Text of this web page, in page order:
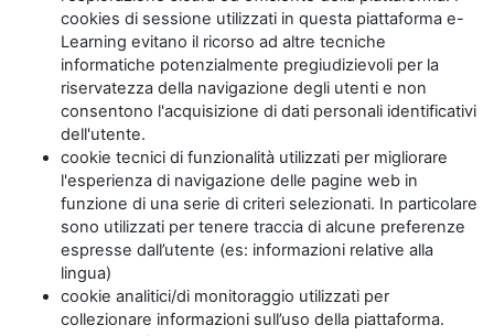
cookies di sessione utilizzati in questa piattaforma e-
Learning evitano il ricorso ad altre tecniche
informatiche potenzialmente pregiudizievoli per la
riservatezza della navigazione degli utenti e non
consentono l'acquisizione di dati personali identificativi
dell'utente.
cookie tecnici di funzionalità utilizzati per migliorare
l'esperienza di navigazione delle pagine web in
funzione di una serie di criteri selezionati. In particolare
sono utilizzati per tenere traccia di alcune preferenze
espresse dall’utente (es: informazioni relative alla
lingua)
cookie analitici/di monitoraggio utilizzati per
collezionare informazioni sull’uso della piattaforma.